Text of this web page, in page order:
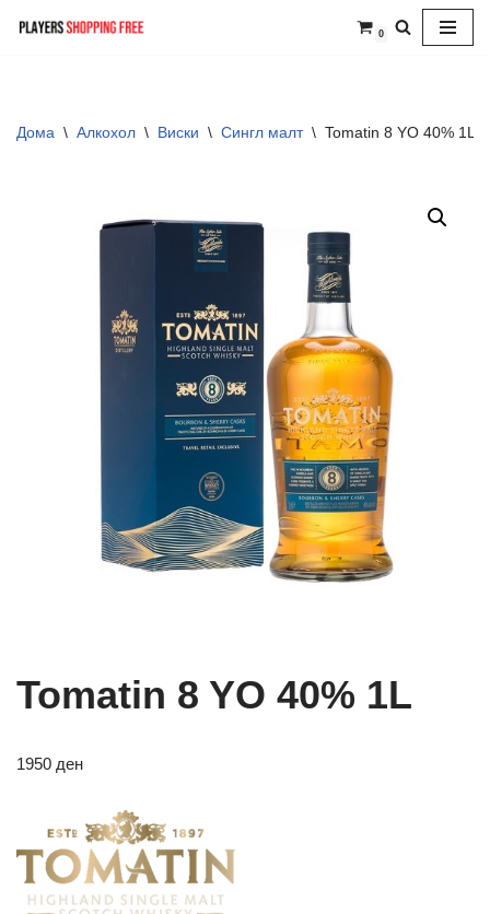
0
Дома \ Алкохол \ Виски \ Сингл малт \ Tomatin 8 YO 40% 1L
Tomatin 8 YO 40% 1L
1950 ден